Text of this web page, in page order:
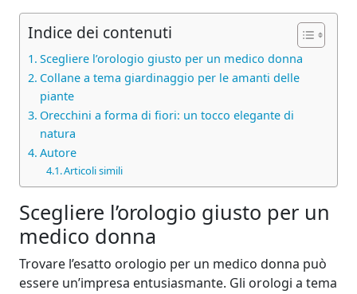
Indice dei contenuti
Scegliere l’orologio giusto per un medico donna
Collane a tema giardinaggio per le amanti delle
piante
Orecchini a forma di fiori: un tocco elegante di
natura
Autore
Articoli simili
Scegliere l’orologio giusto per un
medico donna
Trovare l’esatto orologio per un medico donna può
essere un’impresa entusiasmante. Gli orologi a tema